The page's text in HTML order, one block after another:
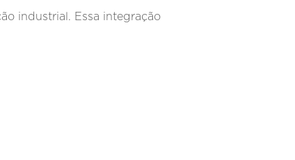
industrial. Essa integração